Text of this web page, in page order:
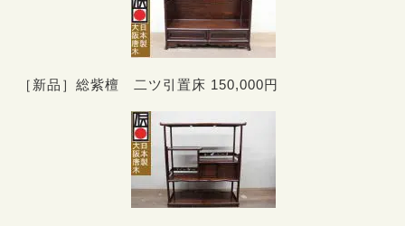
［新品］総紫檀 二ツ引置床 150,000円